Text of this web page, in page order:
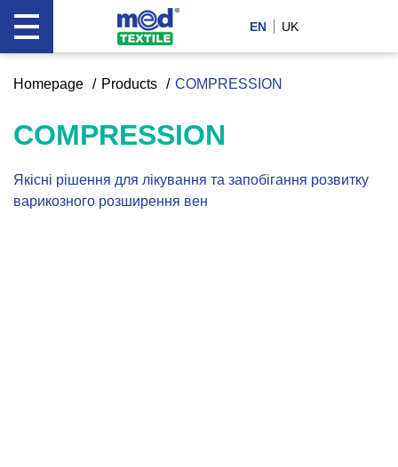
EN UK
Homepage Products COMPRESSION
COMPRESSION
Якісні рішення для лікування та запобігання розвитку
варикозного розширення вен